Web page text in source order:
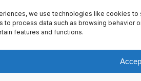
we use technologies like cookies
to process data such as browsing behavior
features and functions.